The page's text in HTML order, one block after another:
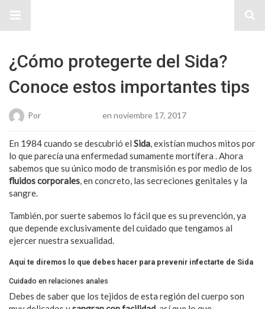
¿Cómo protegerte del Sida?
Conoce estos importantes tips
Por en noviembre 17, 2017
En 1984 cuando se descubrió el Sida, existían muchos mitos por
lo que parecía una enfermedad sumamente mortífera . Ahora
sabemos que su único modo de transmisión es por medio de los
fluidos corporales, en concreto, las secreciones genitales y la
sangre.
También, por suerte sabemos lo fácil que es su prevención, ya
que depende exclusivamente del cuidado que tengamos al
ejercer nuestra sexualidad.
Aquí te diremos lo que debes hacer para prevenir infectarte de Sida
Cuidado en relaciones anales
Debes de saber que los tejidos de esta región del cuerpo son